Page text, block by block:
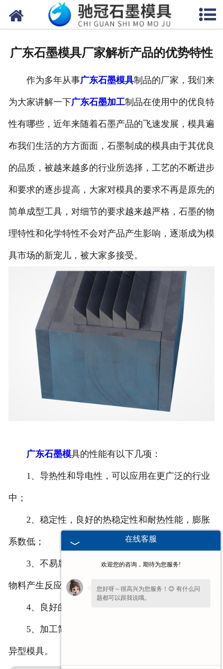
网站首页
联系我们
广东石墨模具厂家解析产品的优势特性
作为多年从事广东石墨模具制品的厂家，我们来
为大家讲解一下广东石墨加工制品在使用中的优良特
性有哪些，近年来随着石墨产品的飞速发展，模具遍
布我们生活的方方面面，石墨制成的模具由于其优良
的品质，被越来越多的行业所选择，工艺的不断进步
和要求的逐步提高，大家对模具的要求不再是原先的
简单成型工具，对细节的要求越来越严格，石墨的物
理特性和化学特性不会对产品产生影响，逐渐成为模
具市场的新宠儿，被大家多接受。
广东石墨模具的性能有以下几项：
1、导热性和导电性，可以应用在更广泛的行业
中；
2、稳定性，良好的热稳定性和耐热性能，膨胀
系数低；
3、不易腐蚀，可以在化学行业中使用，不会对
物料产生反应；
4、良好的润滑和磨损性能，使用周期长；
5、加工简单，机械性能好，可以加工生产各种
异型模具。
在线客服
欢迎您的咨询，期待为您服务!
您好呀～很高兴为您服务！😊 有什么问
题都可以跟我说哦。